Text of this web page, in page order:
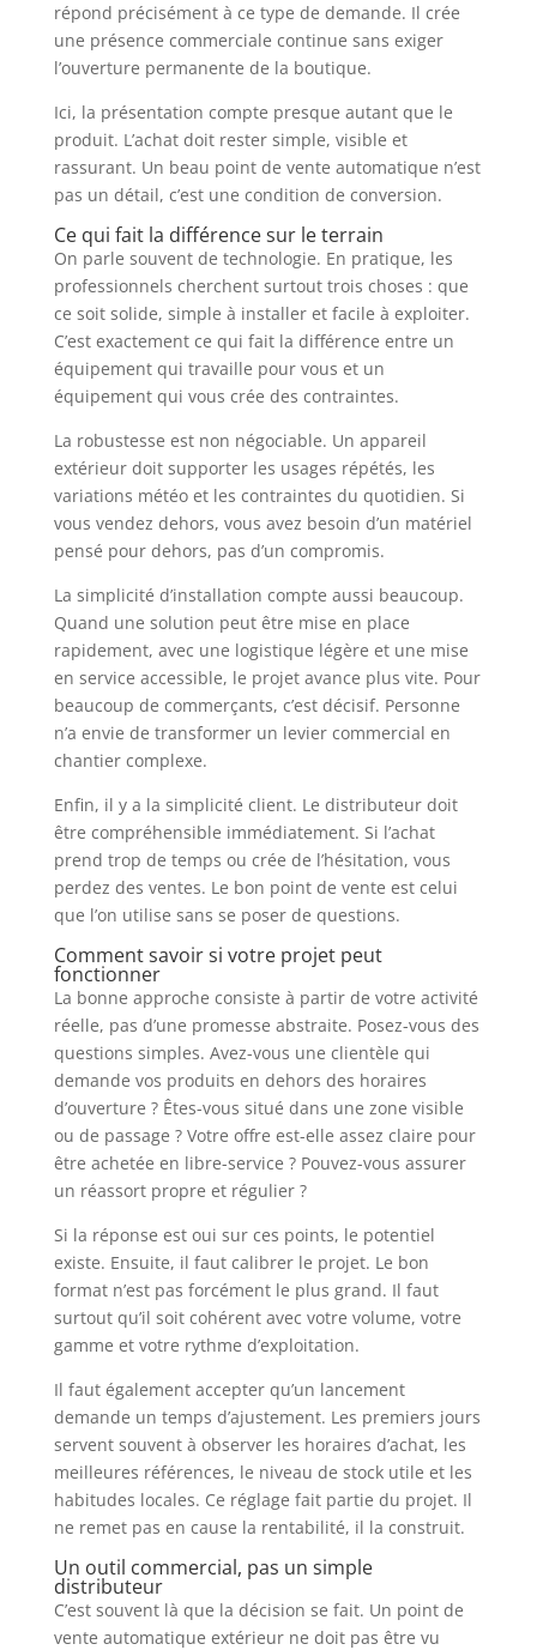
répond précisément à ce type de demande. Il crée
une présence commerciale continue sans exiger
l’ouverture permanente de la boutique.
Ici, la présentation compte presque autant que le
produit. L’achat doit rester simple, visible et
rassurant. Un beau point de vente automatique n’est
pas un détail, c’est une condition de conversion.
Ce qui fait la différence sur le terrain
On parle souvent de technologie. En pratique, les
professionnels cherchent surtout trois choses : que
ce soit solide, simple à installer et facile à exploiter.
C’est exactement ce qui fait la différence entre un
équipement qui travaille pour vous et un
équipement qui vous crée des contraintes.
La robustesse est non négociable. Un appareil
extérieur doit supporter les usages répétés, les
variations météo et les contraintes du quotidien. Si
vous vendez dehors, vous avez besoin d’un matériel
pensé pour dehors, pas d’un compromis.
La simplicité d’installation compte aussi beaucoup.
Quand une solution peut être mise en place
rapidement, avec une logistique légère et une mise
en service accessible, le projet avance plus vite. Pour
beaucoup de commerçants, c’est décisif. Personne
n’a envie de transformer un levier commercial en
chantier complexe.
Enfin, il y a la simplicité client. Le distributeur doit
être compréhensible immédiatement. Si l’achat
prend trop de temps ou crée de l’hésitation, vous
perdez des ventes. Le bon point de vente est celui
que l’on utilise sans se poser de questions.
Comment savoir si votre projet peut
fonctionner
La bonne approche consiste à partir de votre activité
réelle, pas d’une promesse abstraite. Posez-vous des
questions simples. Avez-vous une clientèle qui
demande vos produits en dehors des horaires
d’ouverture ? Êtes-vous situé dans une zone visible
ou de passage ? Votre offre est-elle assez claire pour
être achetée en libre-service ? Pouvez-vous assurer
un réassort propre et régulier ?
Si la réponse est oui sur ces points, le potentiel
existe. Ensuite, il faut calibrer le projet. Le bon
format n’est pas forcément le plus grand. Il faut
surtout qu’il soit cohérent avec votre volume, votre
gamme et votre rythme d’exploitation.
Il faut également accepter qu’un lancement
demande un temps d’ajustement. Les premiers jours
servent souvent à observer les horaires d’achat, les
meilleures références, le niveau de stock utile et les
habitudes locales. Ce réglage fait partie du projet. Il
ne remet pas en cause la rentabilité, il la construit.
Un outil commercial, pas un simple
distributeur
C’est souvent là que la décision se fait. Un point de
vente automatique extérieur ne doit pas être vu